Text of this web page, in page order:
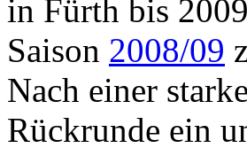
in Fürth bis
Saison 2008/09
Nach einer
Rückrunde ein